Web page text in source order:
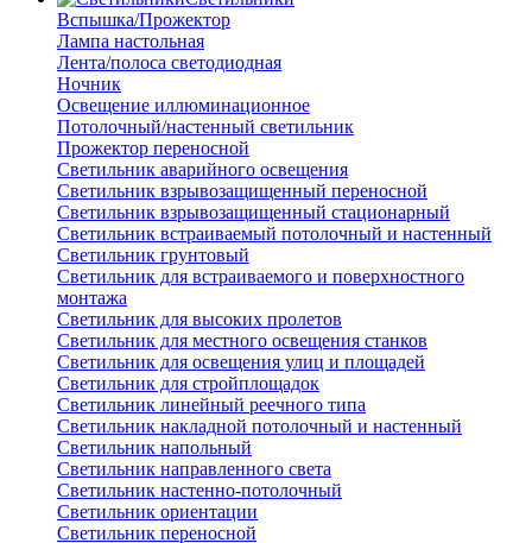
Вспышка/Прожектор
Лампа настольная
Лента/полоса светодиодная
Ночник
Освещение иллюминационное
Потолочный/настенный светильник
Прожектор переносной
Светильник аварийного освещения
Светильник взрывозащищенный переносной
Светильник взрывозащищенный стационарный
Светильник встраиваемый потолочный и настенный
Светильник грунтовый
Светильник для встраиваемого и поверхностного
монтажа
Светильник для высоких пролетов
Светильник для местного освещения станков
Светильник для освещения улиц и площадей
Светильник для стройплощадок
Светильник линейный реечного типа
Светильник накладной потолочный и настенный
Светильник напольный
Светильник направленного света
Светильник настенно-потолочный
Светильник ориентации
Светильник переносной